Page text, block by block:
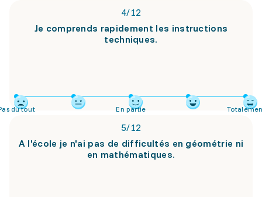
4/12
Je comprends rapidement les instructions
techniques.
du tout En partie
5/12
A l'école je n'ai pas de difficultés en géométrie ni
en mathématiques.